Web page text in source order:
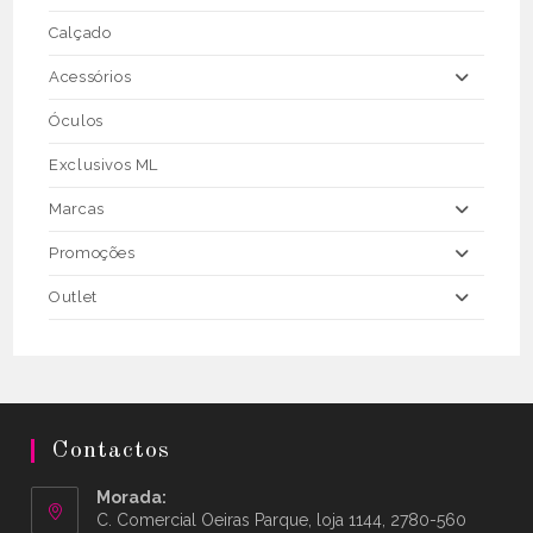
Calçado
Acessórios
Óculos
Exclusivos ML
Marcas
Promoções
Outlet
Contactos
Morada:
C. Comercial Oeiras Parque, loja 1144, 2780-560